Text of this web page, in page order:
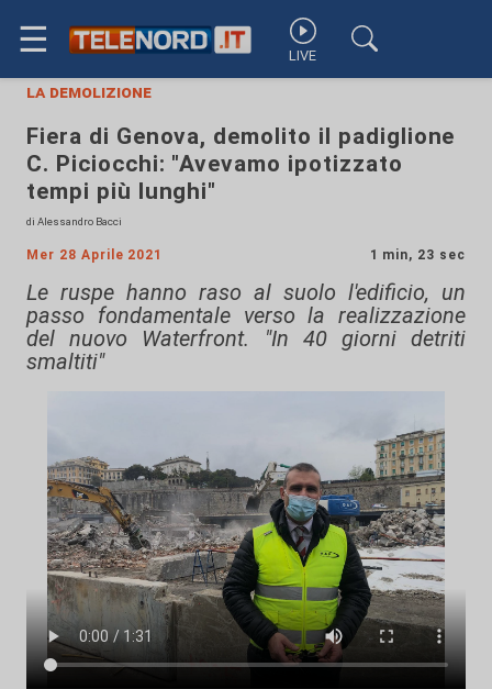
☰ LIVE
la demolizione
Fiera di Genova, demolito il padiglione
C. Piciocchi: "Avevamo ipotizzato
tempi più lunghi"
di Alessandro Bacci
Mer 28 Aprile 2021 1 min, 23 sec
Le ruspe hanno raso al suolo l'edificio, un
passo fondamentale verso la realizzazione
del nuovo Waterfront. "In 40 giorni detriti
smaltiti"